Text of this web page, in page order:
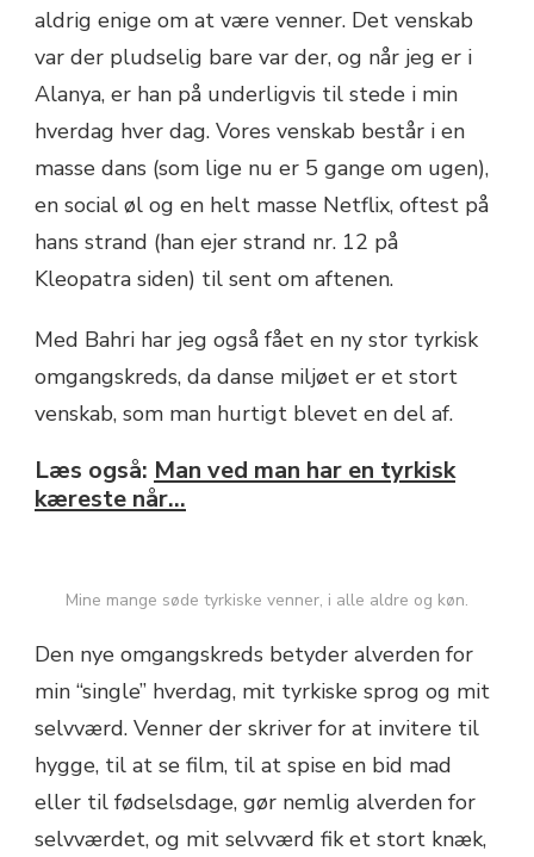
aldrig enige om at være venner. Det venskab
var der pludselig bare var der, og når jeg er i
Alanya, er han på underligvis til stede i min
hverdag hver dag. Vores venskab består i en
masse dans (som lige nu er 5 gange om ugen),
en social øl og en helt masse Netflix, oftest på
hans strand (han ejer strand nr. 12 på
Kleopatra siden) til sent om aftenen.
Med Bahri har jeg også fået en ny stor tyrkisk
omgangskreds, da danse miljøet er et stort
venskab, som man hurtigt blevet en del af.
Læs også: Man ved man har en tyrkisk
kæreste når…
Mine mange søde tyrkiske venner, i alle aldre og køn.
Den nye omgangskreds betyder alverden for
min “single” hverdag, mit tyrkiske sprog og mit
selvværd. Venner der skriver for at invitere til
hygge, til at se film, til at spise en bid mad
eller til fødselsdage, gør nemlig alverden for
selvværdet, og mit selvværd fik et stort knæk,